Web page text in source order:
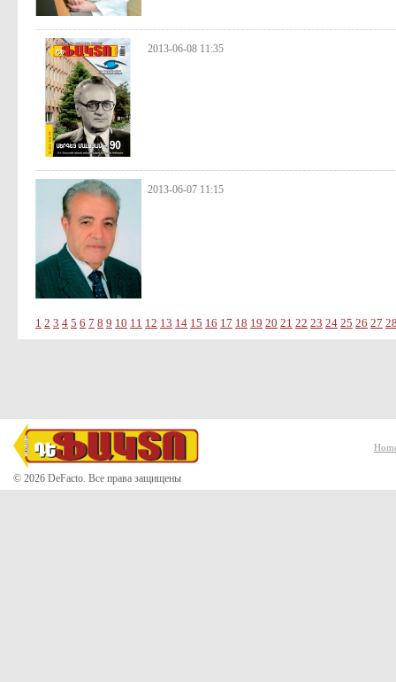
2013-06-08 11:35
2013-06-07 11:15
1 2 3 4 5 6 7 8 9 10 11 12 13 14 15 16 17 18 19 20 21 22 23 24 25 26 27
© 2026 DeFacto. Все права защищены